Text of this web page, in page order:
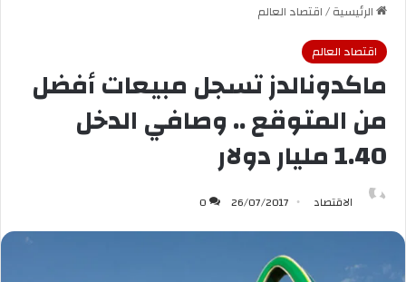
الرئيسية/اقتصاد العالم
اقتصاد العالم
ماكدونالدز تسجل مبيعات أفضل
من المتوقع .. وصافي الدخل
1.40 مليار دولار
الاقتصاد 26/07/2017
0